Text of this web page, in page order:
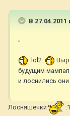
В 27.04.2011
"
:lol2:
будущим
и лоснились
Лосняшечки